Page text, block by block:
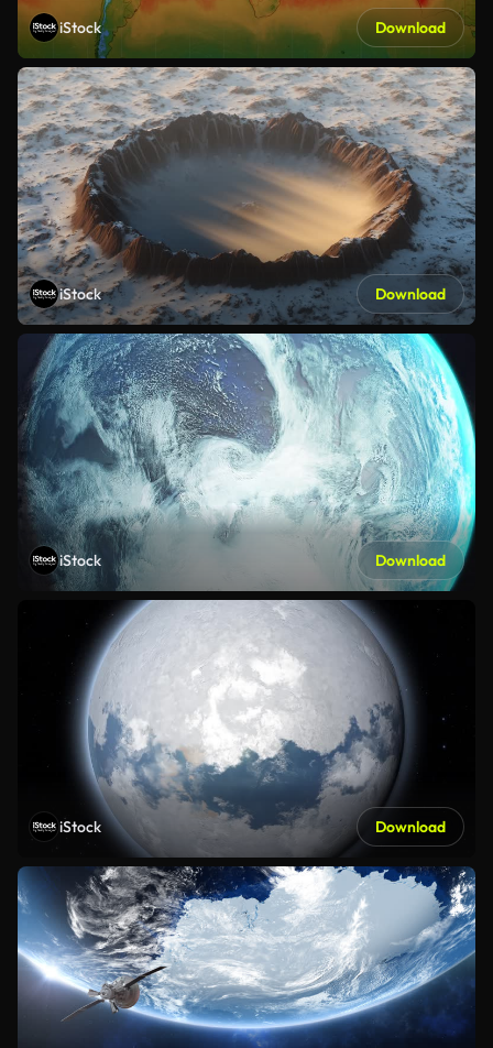
iStock Download
iStock Download
iStock Download
iStock Download